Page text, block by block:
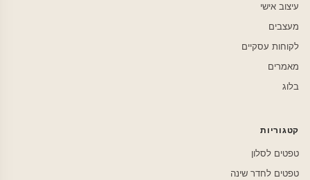
עיצוב אישי
מעצבים
לקוחות עסקיים
מאמרים
בלוג
קטגוריות
טפטים לסלון
טפטים לחדר שינה